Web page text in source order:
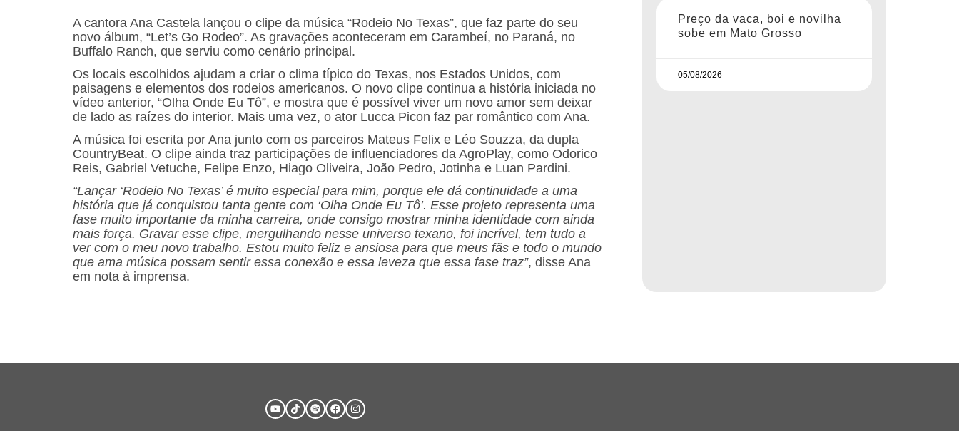
A cantora Ana Castela lançou o clipe da música “Rodeio No Texas”, que faz parte do seu
novo álbum, “Let’s Go Rodeo”. As gravações aconteceram em Carambeí, no Paraná, no
Buffalo Ranch, que serviu como cenário principal.
Os locais escolhidos ajudam a criar o clima típico do Texas, nos Estados Unidos, com
paisagens e elementos dos rodeios americanos. O novo clipe continua a história iniciada no
vídeo anterior, “Olha Onde Eu Tô”, e mostra que é possível viver um novo amor sem deixar
de lado as raízes do interior. Mais uma vez, o ator Lucca Picon faz par romântico com Ana.
A música foi escrita por Ana junto com os parceiros Mateus Felix e Léo Souzza, da dupla
CountryBeat. O clipe ainda traz participações de influenciadores da AgroPlay, como Odorico
Reis, Gabriel Vetuche, Felipe Enzo, Hiago Oliveira, João Pedro, Jotinha e Luan Pardini.
“Lançar ‘Rodeio No Texas’ é muito especial para mim, porque ele dá continuidade a uma
história que já conquistou tanta gente com ‘Olha Onde Eu Tô’. Esse projeto representa uma
fase muito importante da minha carreira, onde consigo mostrar minha identidade com ainda
mais força. Gravar esse clipe, mergulhando nesse universo texano, foi incrível, tem tudo a
ver com o meu novo trabalho. Estou muito feliz e ansiosa para que meus fãs e todo o mundo
que ama música possam sentir essa conexão e essa leveza que essa fase traz”, disse Ana
em nota à imprensa.
Preço da vaca, boi e novilha
sobe em Mato Grosso
05/08/2026